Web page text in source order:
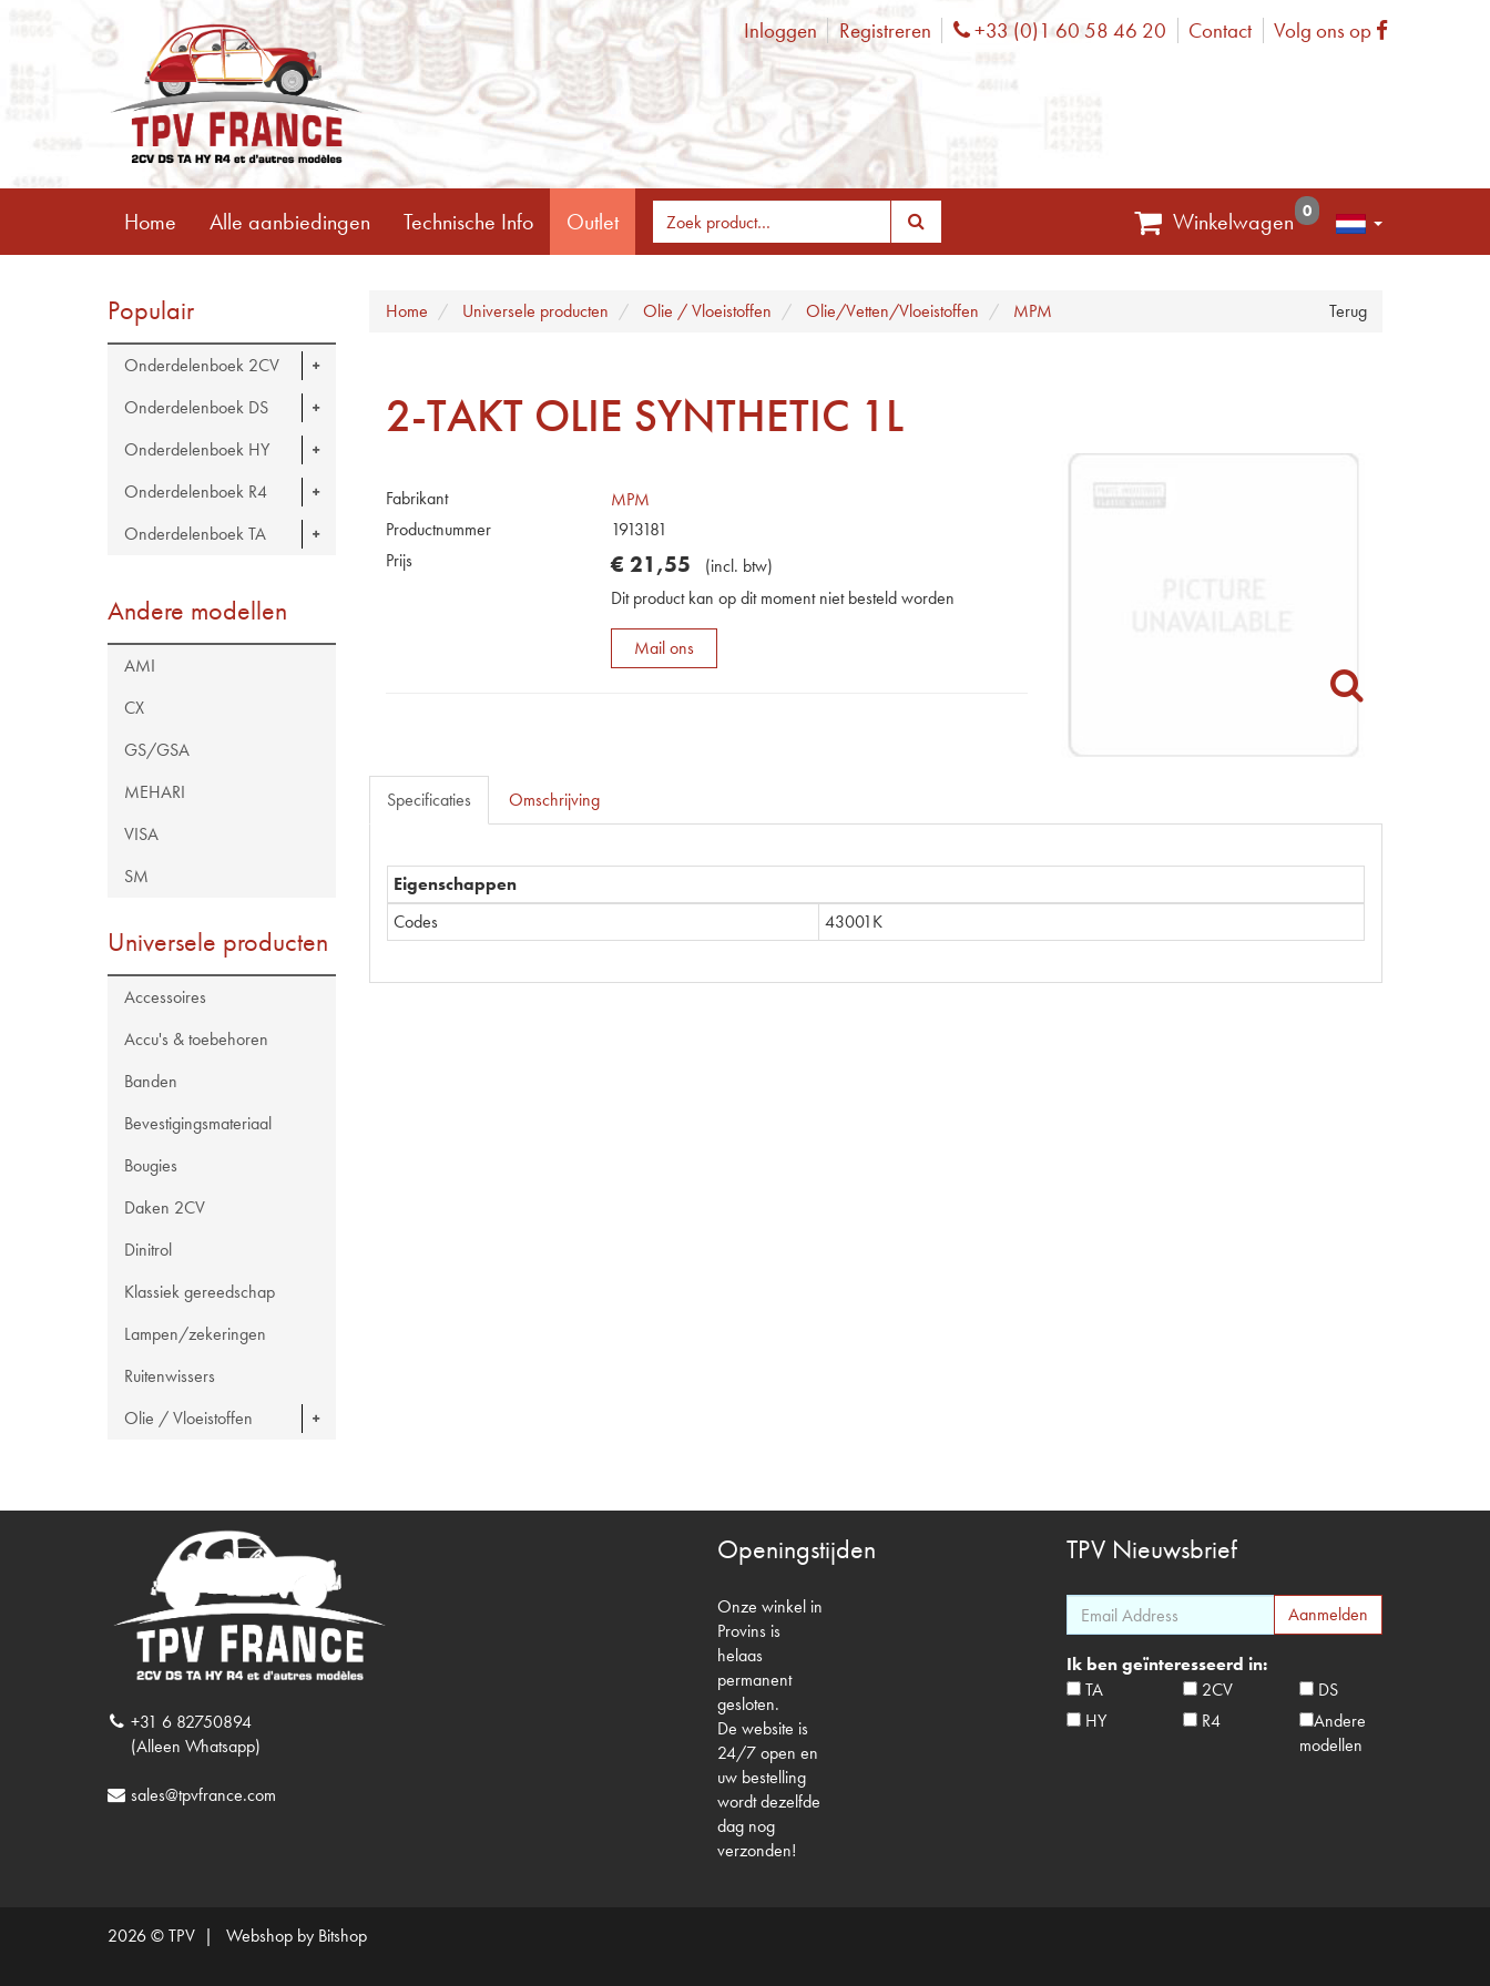
Inloggen Registreren Phone
+33 (0)1 60 58 46 20 Contact Volg ons op Facebook
Home Alle aanbiedingen Technische Info Outlet Winkelwagen 0
Populair
Onderdelenboek 2CV
Onderdelenboek DS
Onderdelenboek HY
Onderdelenboek R4
Onderdelenboek TA
Andere modellen
AMI
CX
GS/GSA
MEHARI
VISA
SM
Universele producten
Accessoires
Accu's & toebehoren
Banden
Bevestigingsmateriaal
Bougies
Daken 2CV
Dinitrol
Klassiek gereedschap
Lampen/zekeringen
Ruitenwissers
Olie / Vloeistoffen
Terug
Home Universele producten Olie / Vloeistoffen Olie/Vetten/Vloeistoffen MPM
2-TAKT OLIE SYNTHETIC 1L
Fabrikant
MPM
Productnummer
1913181
Prijs
€ 21,55 (incl. btw)
Dit product kan op dit moment niet besteld worden
Mail ons
Specificaties Omschrijving
Eigenschappen
Codes
43001K
+31 6 82750894
(Alleen Whatsapp)
sales@tpvfrance.com
Openingstijden
Onze winkel in
Provins is
helaas
permanent
gesloten.
De website is
24/7 open en
uw bestelling
wordt dezelfde
dag nog
verzonden!
TPV Nieuwsbrief
Ik ben geïnteresseerd in:
TA
2CV
DS
HY
R4
Andere
modellen
2026 © TPV | Webshop by Bitshop